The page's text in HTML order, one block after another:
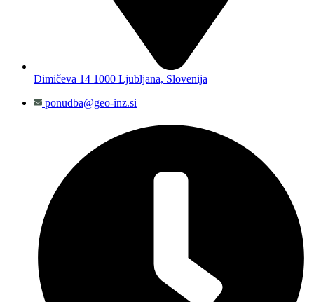
Dimičeva 14 1000 Ljubljana, Slovenija
ponudba@geo-inz.si